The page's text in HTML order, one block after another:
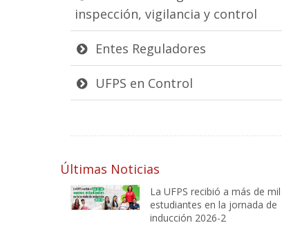
inspección, vigilancia y control
Entes Reguladores
UFPS en Control
Últimas Noticias
La UFPS recibió a más de
estudiantes en la jornada de
inducción 2026-2